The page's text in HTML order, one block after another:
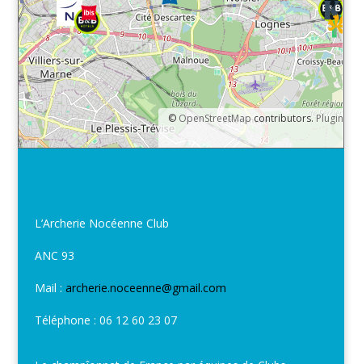
© OpenStreetMapcontributors.Plugin
L’Archerie Nocéenne Club
ANC 93
Mail : archerie.noceenne@gmail.com
Téléphone : 06 12 60 23 07